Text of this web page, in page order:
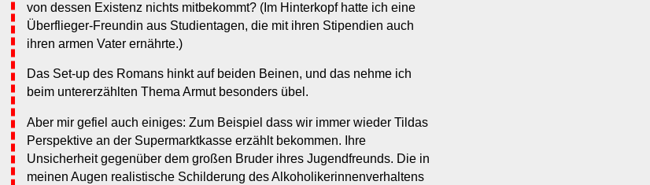
von dessen Existenz nichts mitbekommt? (Im Hinterkopf hatte ich eine
Überflieger-Freundin aus Studientagen, die mit ihren Stipendien auch
ihren armen Vater ernährte.)
Das Set-up des Romans hinkt auf beiden Beinen, und das nehme ich
beim untererzählten Thema Armut besonders übel.
Aber mir gefiel auch einiges: Zum Beispiel dass wir immer wieder Tildas
Perspektive an der Supermarktkasse erzählt bekommen. Ihre
Unsicherheit gegenüber dem großen Bruder ihres Jugendfreunds. Die in
meinen Augen realistische Schilderung des Alkoholikerinnenverhaltens